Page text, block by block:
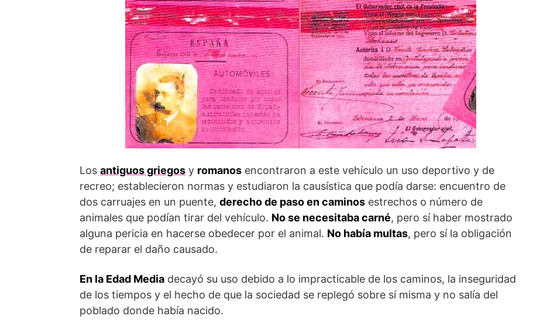
Los antiguos griegos y romanos encontraron a este vehículo un uso deportivo y de
recreo; establecieron normas y estudiaron la causística que podía darse: encuentro de
dos carruajes en un puente, derecho de paso en caminos estrechos o número de
animales que podían tirar del vehículo. No se necesitaba carné, pero sí haber mostrado
alguna pericia en hacerse obedecer por el animal. No había multas, pero sí la obligación
de reparar el daño causado.
En la Edad Media decayó su uso debido a lo impracticable de los caminos, la inseguridad
de los tiempos y el hecho de que la sociedad se replegó sobre sí misma y no salía del
poblado donde había nacido.